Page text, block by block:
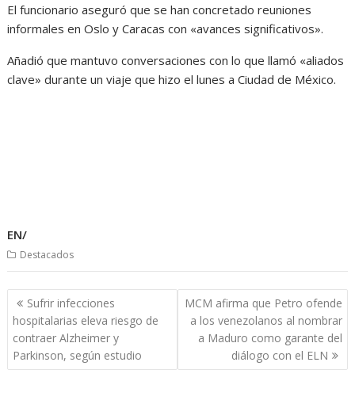
El funcionario aseguró que se han concretado reuniones
informales en Oslo y Caracas con «avances significativos».
Añadió que mantuvo conversaciones con lo que llamó «aliados
clave» durante un viaje que hizo el lunes a Ciudad de México.
EN/
Destacados
Navegación
de
entradas
Sufrir infecciones
hospitalarias eleva riesgo de
contraer Alzheimer y
Parkinson, según estudio
MCM afirma que Petro ofende
a los venezolanos al nombrar
a Maduro como garante del
diálogo con el ELN